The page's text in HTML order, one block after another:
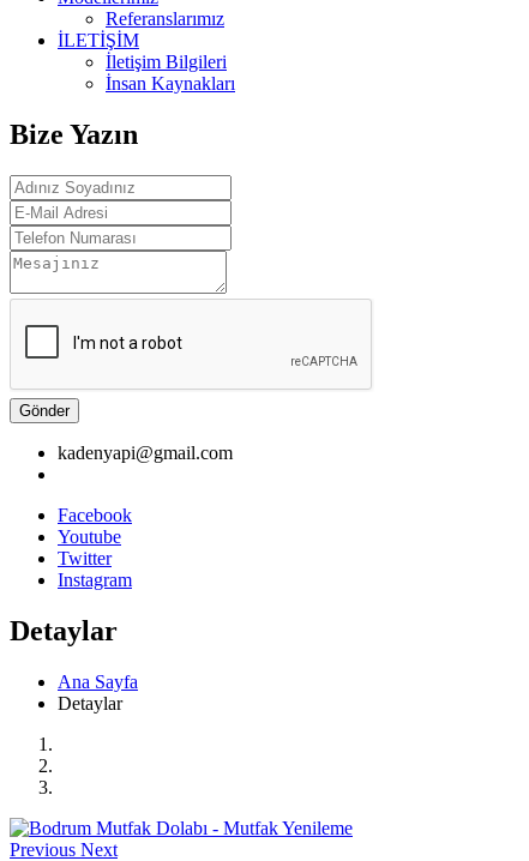
Referanslarımız
İLETİŞİM
İletişim Bilgileri
İnsan Kaynakları
Bize Yazın
Gönder
kadenyapi@gmail.com
Facebook
Youtube
Twitter
Instagram
Detaylar
Ana Sayfa
Detaylar
Previous Next